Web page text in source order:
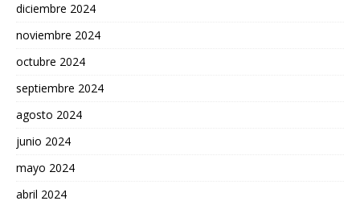
diciembre 2024
noviembre 2024
octubre 2024
septiembre 2024
agosto 2024
junio 2024
mayo 2024
abril 2024